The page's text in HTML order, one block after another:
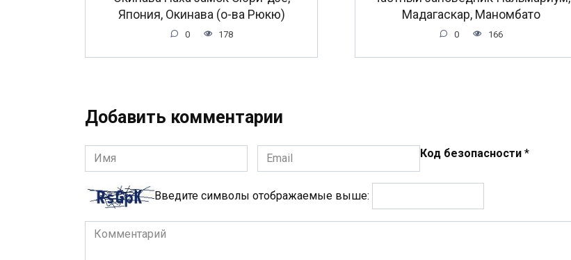
Япония, Окинава (о-ва Рюкю)
0 178
Мадагаскар, Маномбато
0 166
Добавить комментарии
Имя
*
Email
*
Код безопасности *
Введите символы отображаемые выше:
Комментарий